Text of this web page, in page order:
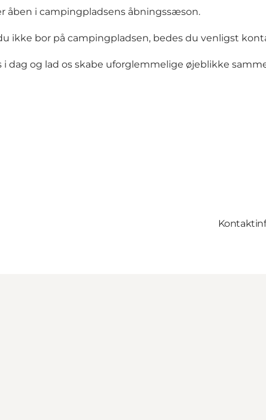
åben i campingpladsens åbningssæson.
ikke bor på campingpladsen, bedes du venligst
i dag og lad os skabe uforglemmelige øjeblikke